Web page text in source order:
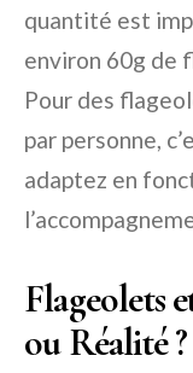
quantité est
environ 60g de
Pour des
par personne,
adaptez en
Flageolets
ou Réalité ?